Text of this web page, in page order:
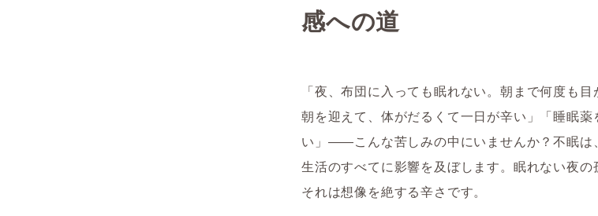
感への道
「夜、布団に入っても眠れない。朝まで何度も
朝を迎えて、体がだるくて一日が辛い」「睡眠
い」――こんな苦しみの中にいませんか？不眠は
生活のすべてに影響を及ぼします。眠れない夜
それは想像を絶する辛さです。